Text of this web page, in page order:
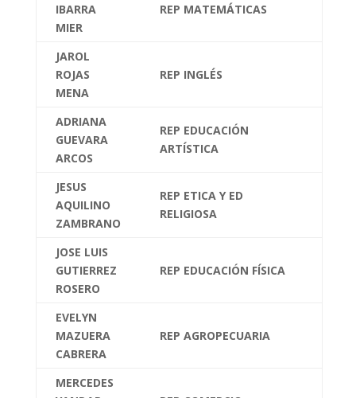
IBARRA
MIER
REP MATEMÁTICAS
JAROL
ROJAS
MENA
REP INGLÉS
ADRIANA
GUEVARA
ARCOS
REP EDUCACIÓN
ARTÍSTICA
JESUS
AQUILINO
ZAMBRANO
REP ETICA Y ED
RELIGIOSA
JOSE LUIS
GUTIERREZ
ROSERO
REP EDUCACIÓN FÍSICA
EVELYN
MAZUERA
CABRERA
REP AGROPECUARIA
MERCEDES